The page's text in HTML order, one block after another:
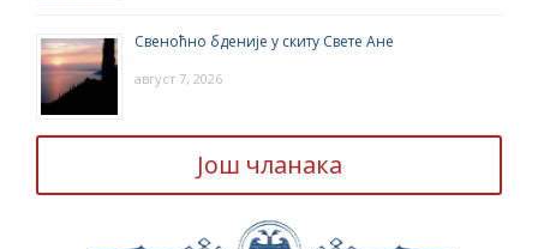
Свеноћно бденије у скиту Свете Ане
август 7, 2026
Још чланака